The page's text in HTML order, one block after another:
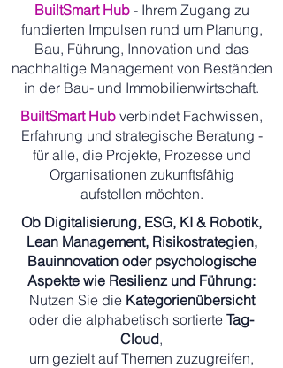
BuiltSmart Hub- Ihrem Zugang zu
fundierten Impulsen rund um Planung,
Bau, Führung, Innovation und das
nachhaltige Management von Beständen
in der Bau- und Immobilienwirtschaft.
BuiltSmart Hub verbindet Fachwissen,
Erfahrung und strategische Beratung -
für alle, die Projekte, Prozesse und
Organisationen zukunftsfähig
aufstellen möchten.
Ob Digitalisierung, ESG, KI & Robotik,
Lean Management, Risikostrategien,
Bauinnovation oder psychologische
Aspekte wie Resilienz und Führung:
Nutzen Sie die Kategorienübersicht
oder die alphabetisch sortierte Tag-
Cloud,
um gezielt auf Themen zuzugreifen,